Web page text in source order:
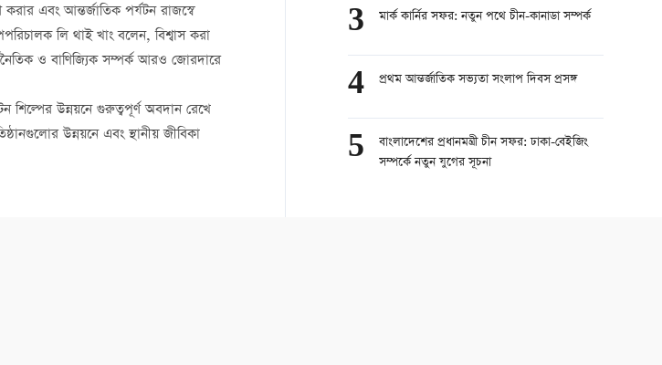
এবং আন্তর্জাতিক পর্যটন রাজস্বে
লি থাই খাং বলেন, বিশ্বাস করা
ও বাণিজ্যিক সম্পর্ক আরও জোরদারে
শিল্পের উন্নয়নে গুরুত্বপূর্ণ অবদান রেখে
উন্নয়নে এবং স্থানীয় জীবিকা
3 মার্ক কার্নির সফর: নতুন পথে চীন-কানাডা সম্পর্ক
4 প্রথম আন্তর্জাতিক সভ্যতা সংলাপ দিবস প্রসঙ্গ
5
বাংলাদেশের প্রধানমন্ত্রী চীন সফর: ঢাকা-বেইজিং
সম্পর্কে নতুন যুগের সূচনা